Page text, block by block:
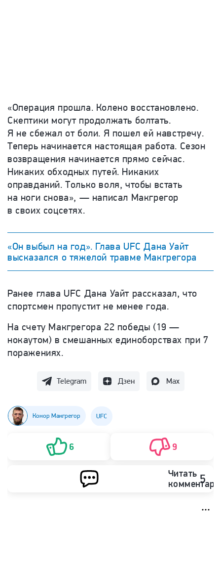
«Операция прошла. Колено восстановлено.
Скептики могут продолжать болтать.
Я не сбежал от боли. Я пошел ей навстречу.
Теперь начинается настоящая работа. Сезон
возвращения начинается прямо сейчас.
Никаких обходных путей. Никаких
оправданий. Только воля, чтобы встать
на ноги снова», — написал Макгрегор
в своих соцсетях.
«Он выбыл на год». Глава UFC Дана Уайт
высказался о тяжелой травме Макгрегора
Ранее глава UFC Дана Уайт рассказал, что
спортсмен пропустит не менее года.
На счету Макгрегора 22 победы (19 —
нокаутом) в смешанных единоборствах при 7
поражениях.
Telegram Дзен Max
Конор Макгрегор UFC
6 9
Читать 5